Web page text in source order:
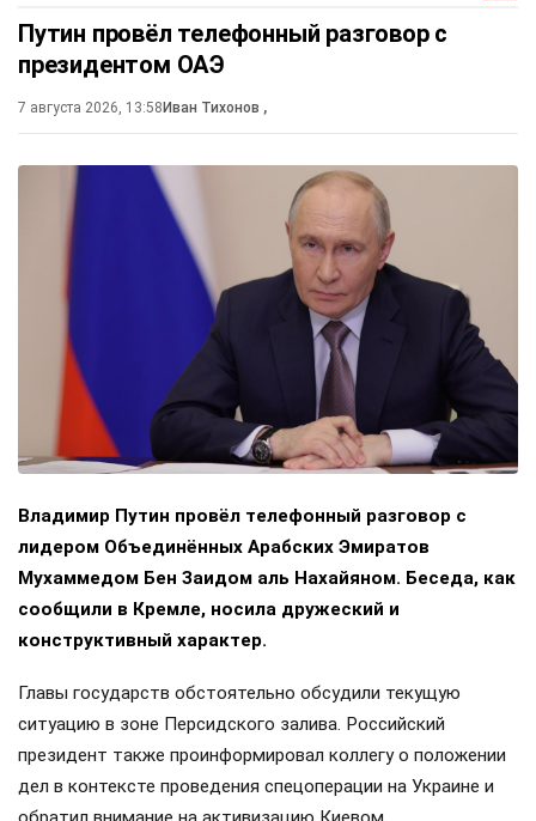
Путин провёл телефонный разговор с
президентом ОАЭ
7 августа 2026, 13:58 Иван Тихонов ,
Владимир Путин провёл телефонный разговор с
лидером Объединённых Арабских Эмиратов
Мухаммедом Бен Заидом аль Нахайяном. Беседа, как
сообщили в Кремле, носила дружеский и
конструктивный характер.
Главы государств обстоятельно обсудили текущую
ситуацию в зоне Персидского залива. Российский
президент также проинформировал коллегу о положении
дел в контексте проведения спецоперации на Украине и